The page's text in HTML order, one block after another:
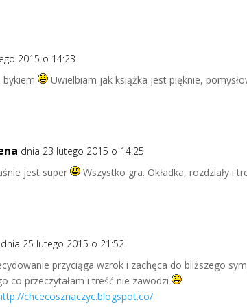
2015 o 14:23
bykiem
Uwielbiam jak książka jest pięknie,
dnia 23 lutego 2015 o 14:25
jest super
Wszystko gra. Okładka, rozdziały i
dnia 25 lutego 2015 o 21:52
przyciąga wzrok i zachęca do bliższego
co przeczytałam i treść nie zawodzi
chcecosznaczyc.blogspot.co/